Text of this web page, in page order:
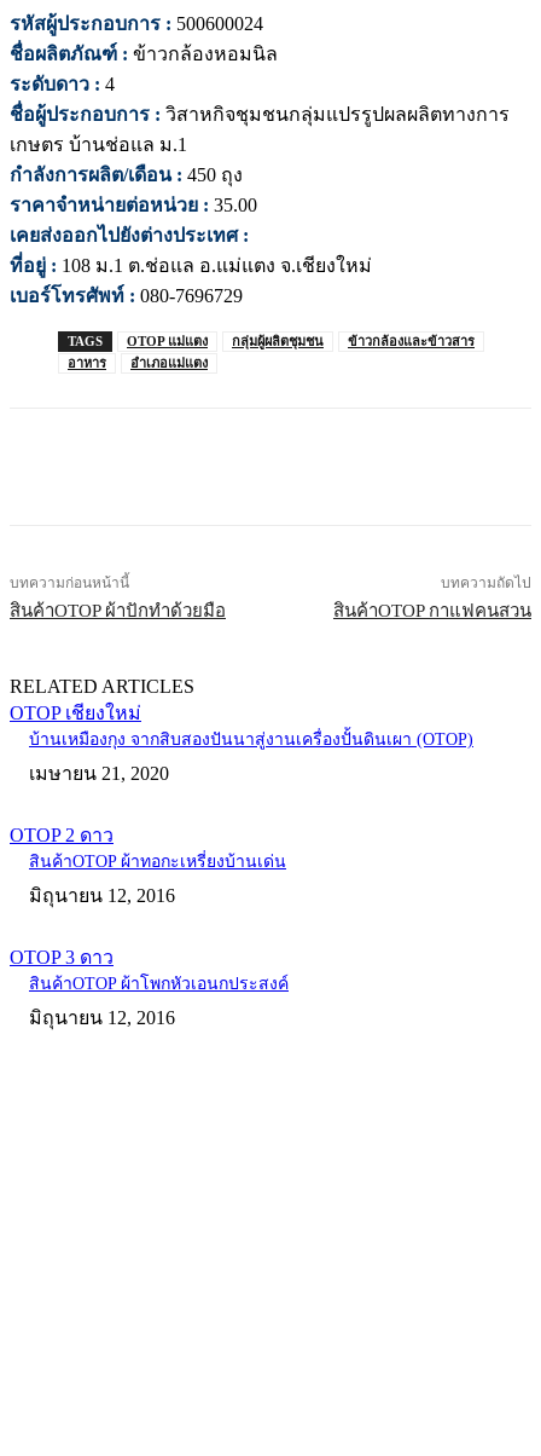
รหัสผู้ประกอบการ : 500600024
ชื่อผลิตภัณฑ์ : ข้าวกล้องหอมนิล
ระดับดาว : 4
ชื่อผู้ประกอบการ : วิสาหกิจชุมชนกลุ่มแปรรูปผลผลิตทางการ
เกษตร บ้านช่อแล ม.1
กำลังการผลิต/เดือน : 450 ถุง
ราคาจำหน่ายต่อหน่วย : 35.00
เคยส่งออกไปยังต่างประเทศ :
ที่อยู่ : 108 ม.1 ต.ช่อแล อ.แม่แตง จ.เชียงใหม่
เบอร์โทรศัพท์ : 080-7696729
TAGS OTOP แม่แตง กลุ่มผู้ผลิตชุมชน
ข้าวกล้องและข้าวสาร
อาหาร
อำเภอแม่แตง
บทความก่อนหน้านี้
สินค้าOTOP ผ้าปักทำด้วยมือ
บทความถัดไป
สินค้าOTOP กาแฟคนสวน
RELATED ARTICLES
OTOP เชียงใหม่
บ้านเหมืองกุง จากสิบสองปันนาสู่งานเครื่องปั้นดินเผา (OTOP)
เมษายน 21, 2020
OTOP 2 ดาว
สินค้าOTOP ผ้าทอกะเหรี่ยงบ้านเด่น
มิถุนายน 12, 2016
OTOP 3 ดาว
สินค้าOTOP ผ้าโพกหัวเอนกประสงค์
มิถุนายน 12, 2016